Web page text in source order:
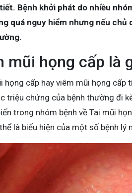
Bệnh khởi phát do nhiều
quá nguy hiểm nhưng nếu
mũi họng cấp là
họng cấp hay viêm mũi họng cấp
triệu chứng của bệnh thường đi
trong nhóm bệnh về Tai mũi
là biểu hiện của một số bệnh lý